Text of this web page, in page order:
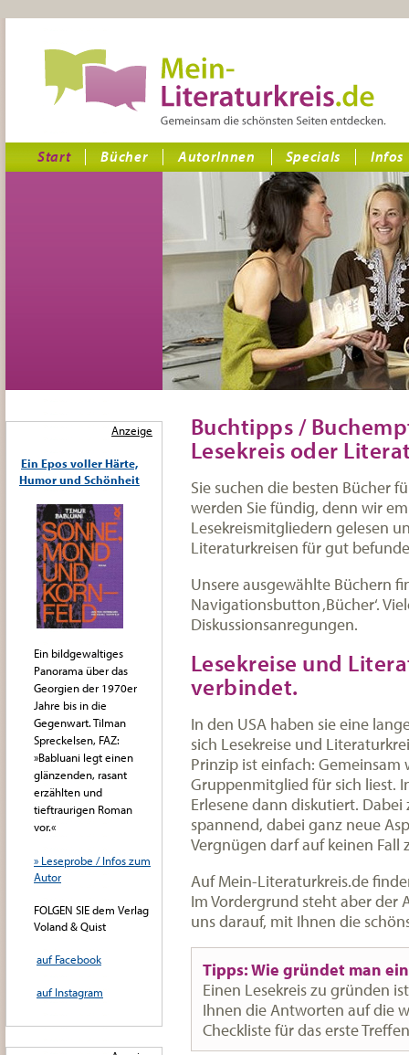
Start Bücher AutorInnen Specials Infos
Buchtipps /
Lesekreis oder
Sie suchen die besten Bücher
werden Sie fündig, denn wir
Lesekreismitgliedern gelesen
Literaturkreisen für gut
Unsere ausgewählte Büchern
Navigationsbutton ‚Bücher‘.
Diskussionsanregungen.
Lesekreise und
verbindet.
In den USA haben sie eine
sich Lesekreise und
Prinzip ist einfach:
Gruppenmitglied für sich liest.
Erlesene dann diskutiert.
spannend, dabei ganz neue
Vergnügen darf auf keinen Fall
Auf Mein-Literaturkreis.de
Im Vordergrund steht aber der
uns darauf, mit Ihnen die
Tipps: Wie gründet man
Einen Lesekreis zu gründen
Ihnen die Antworten auf die
Checkliste für das erste
Anzeige
Ein Epos voller Härte,
Humor und Schönheit
Ein bildgewaltiges
Panorama über das
Georgien der 1970er
Jahre bis in die
Gegenwart. Tilman
Spreckelsen, FAZ:
»Babluani legt einen
glänzenden, rasant
erzählten und
tieftraurigen Roman
vor.«
» Leseprobe / Infos zum
Autor
FOLGEN SIE dem Verlag
Voland & Quist
auf Facebook
auf Instagram